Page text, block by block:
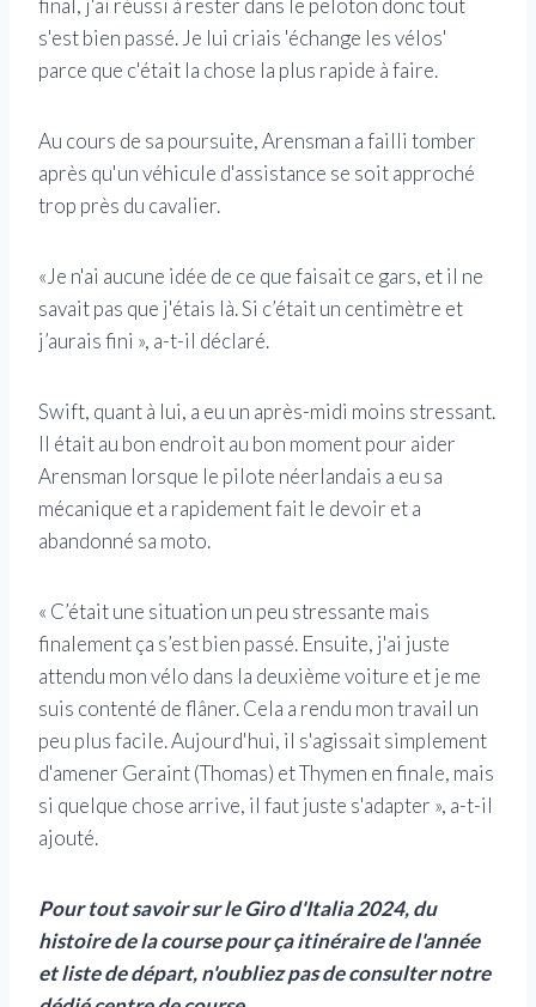
s'est bien passé. Je lui criais 'échange les vélos'
parce que c'était la chose la plus rapide à faire.
Au cours de sa poursuite, Arensman a failli tomber
après qu'un véhicule d'assistance se soit approché
trop près du cavalier.
«Je n'ai aucune idée de ce que faisait ce gars, et il ne
savait pas que j'étais là. Si c’était un centimètre et
j’aurais fini », a-t-il déclaré.
Swift, quant à lui, a eu un après-midi moins stressant.
Il était au bon endroit au bon moment pour aider
Arensman lorsque le pilote néerlandais a eu sa
mécanique et a rapidement fait le devoir et a
abandonné sa moto.
« C’était une situation un peu stressante mais
finalement ça s’est bien passé. Ensuite, j'ai juste
attendu mon vélo dans la deuxième voiture et je me
suis contenté de flâner. Cela a rendu mon travail un
peu plus facile. Aujourd'hui, il s'agissait simplement
d'amener Geraint (Thomas) et Thymen en finale, mais
si quelque chose arrive, il faut juste s'adapter », a-t-il
ajouté.
Pour tout savoir sur le Giro d'Italia 2024, du
histoire de la coursepour çaitinéraire de l'année
etliste de départ, n'oubliez pas de consulter notre